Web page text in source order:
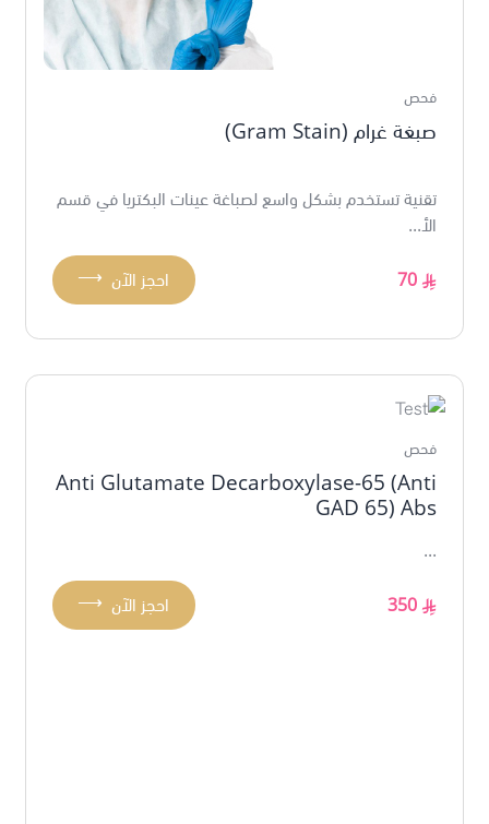
فحص
صبغة غرام (Gram Stain)
تقنية تستخدم بشكل واسع لصباغة عينات البكتريا في قسم
الأ...
70
⟶ احجز الآن
فحص
Anti Glutamate Decarboxylase-65 (Anti
GAD 65) Abs
...
350
⟶ احجز الآن